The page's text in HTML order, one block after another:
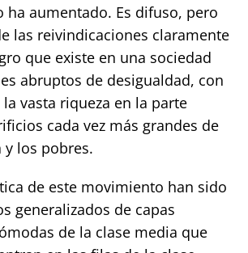
ha aumentado. Es difuso, pero
las reivindicaciones claramente
que existe en una sociedad
abruptos de desigualdad, con
vasta riqueza en la parte
cada vez más grandes de
y los pobres.
de este movimiento han sido
generalizados de capas
de la clase media que